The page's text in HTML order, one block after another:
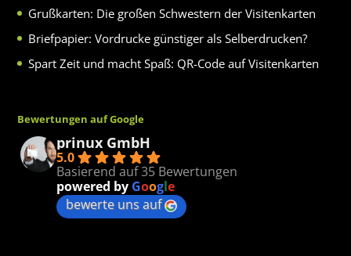
Grußkarten: Die großen Schwestern der Visitenkarten
Briefpapier: Vordrucke günstiger als Selberdrucken?
Spart Zeit und macht Spaß: QR-Code auf Visitenkarten
Bewertungen auf Google
prinux GmbH
5.0
Basierend auf 35 Bewertungen
powered by Google
bewerte uns auf